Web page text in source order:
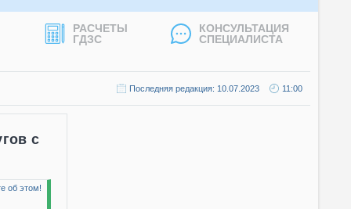
РАСЧЕТЫ
ГДЗС
КОНСУЛЬТАЦИЯ
СПЕЦИАЛИСТА
Последняя редакция: 10.07.2023 11:00
с
об этом!